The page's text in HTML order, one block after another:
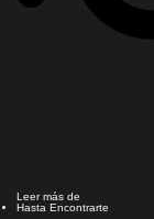
Leer más de
Hasta Encontrarte